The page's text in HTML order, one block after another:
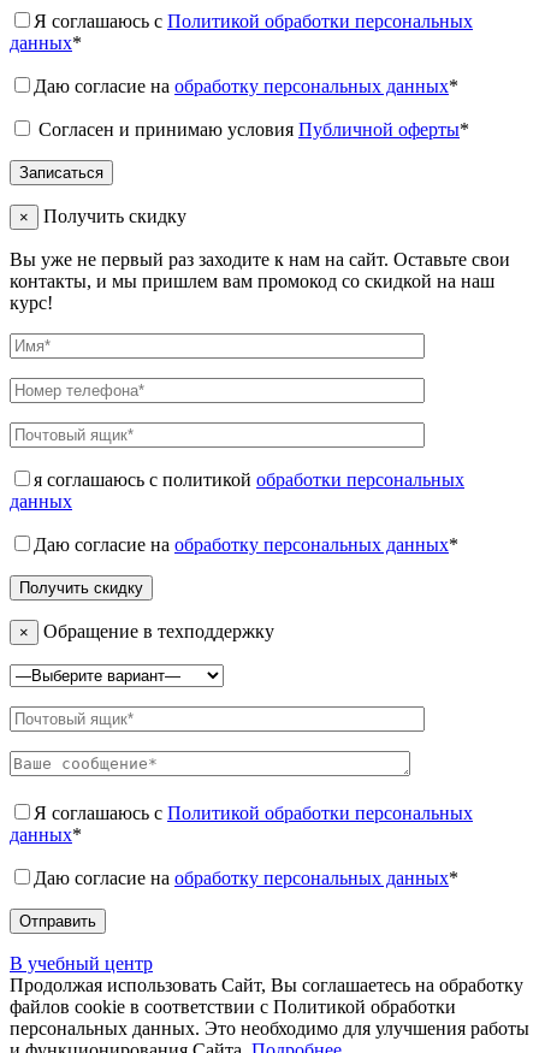
Я соглашаюсь с Политикой обработки персональных
данных*
Даю согласие на обработку персональных данных*
Согласен и принимаю условия Публичной оферты*
× Получить скидку
Вы уже не первый раз заходите к нам на сайт. Оставьте свои
контакты, и мы пришлем вам промокод со скидкой на наш
курс!
я соглашаюсь с политикой обработки персональных
данных
Даю согласие на обработку персональных данных*
× Обращение в техподдержку
Я соглашаюсь с Политикой обработки персональных
данных*
Даю согласие на обработку персональных данных*
В учебный центр
Продолжая использовать Сайт, Вы соглашаетесь на обработку
файлов cookie в соответствии с Политикой обработки
персональных данных. Это необходимо для улучшения работы